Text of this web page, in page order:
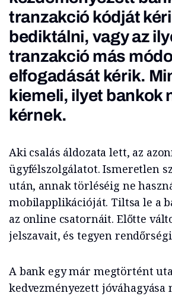
tranzakció kódját
bediktálni, vagy az
tranzakció más
elfogadását kérik.
kiemeli, ilyet bankok
kérnek.
Aki csalás áldozata lett, az
ügyfélszolgálatot. Ismeretlen
után, annak törléséig ne
mobilapplikációját. Tiltsa le a
az online csatornáit. Előtte
jelszavait, és tegyen
A bank egy már megtörtént
kedvezményezett